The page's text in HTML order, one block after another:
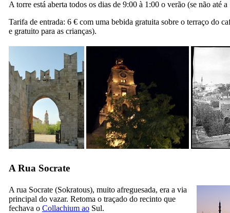
A torre está aberta todos os dias de 9:00 à 1:00 o verão (se não até
Tarifa de entrada: 6 € com uma bebida gratuita sobre o terraço do
e gratuito para as crianças).
A Rua Socrate
A rua Socrate (Sokratous), muito afreguesada, era a via
principal do vazar. Retoma o traçado do recinto que
fechava o Collachium ao Sul.